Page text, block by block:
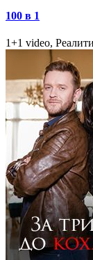
100 в 1
1+1 video,